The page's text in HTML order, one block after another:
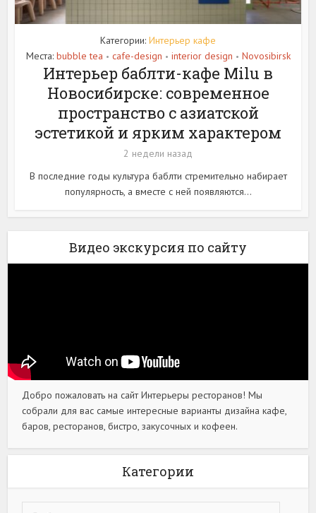
Категории: Интерьер кафе
Места: bubble tea • cafe-design • interior design • Novosibirsk
Интерьер баблти-кафе Milu в
Новосибирске: современное
пространство с азиатской
эстетикой и ярким характером
2 недели назад
В последние годы культура баблти стремительно набирает
популярность, а вместе с ней появляются...
Видео экскурсия по сайту
Добро пожаловать на сайт Интерьеры ресторанов! Мы
собрали для вас самые интересные варианты дизайна кафе,
баров, ресторанов, бистро, закусочных и кофеен.
Категории